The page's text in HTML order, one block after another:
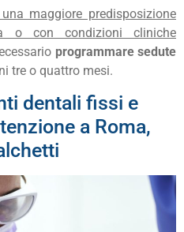
maggiore predisposizione
o con condizioni cliniche
programmare sedute
tre o quattro mesi.
dentali fissi e
a Roma,